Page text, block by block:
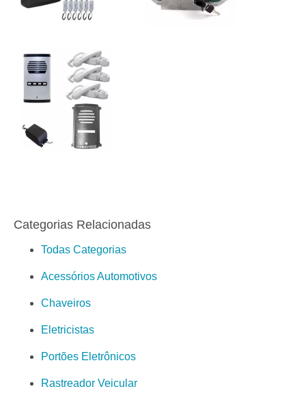
Categorias Relacionadas
Todas Categorias
Acessórios Automotivos
Chaveiros
Eletricistas
Portões Eletrônicos
Rastreador Veicular